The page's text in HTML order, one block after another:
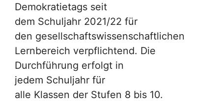
Demokratietags seit
dem Schuljahr 2021/22 für
den gesellschaftswissenschaftlichen
Lernbereich verpflichtend. Die
Durchführung erfolgt in
jedem Schuljahr für
alle Klassen der Stufen 8 bis 10.